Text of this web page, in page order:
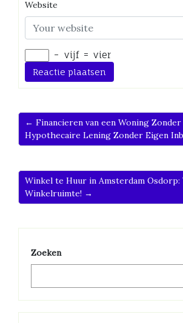
Website
− vijf = vier
← Financieren van een Woning
Hypothecaire Lening Zonder Eigen
Winkel te Huur in Amsterdam Osdorp:
Winkelruimte! →
Zoeken